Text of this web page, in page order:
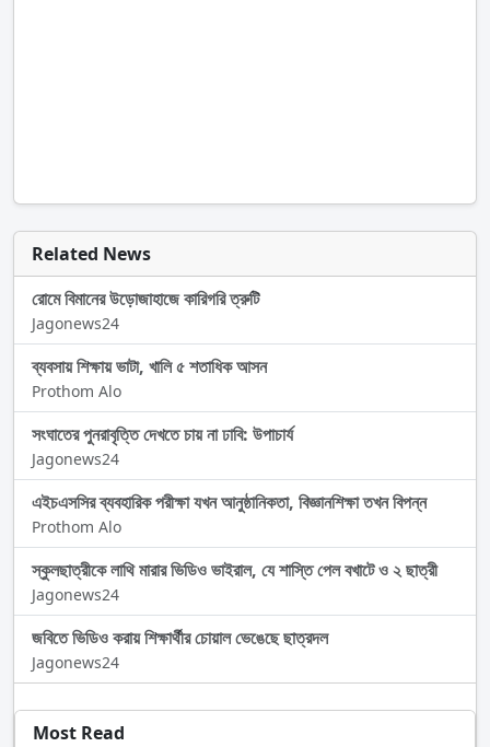
Related News
রোমে বিমানের উড়োজাহাজে কারিগরি ত্রুটি
Jagonews24
ব্যবসায় শিক্ষায় ভাটা, খালি ৫ শতাধিক আসন
Prothom Alo
সংঘাতের পুনরাবৃত্তি দেখতে চায় না ঢাবি: উপাচার্য
Jagonews24
এইচএসসির ব্যবহারিক পরীক্ষা যখন আনুষ্ঠানিকতা, বিজ্ঞানশিক্ষা তখন বিপন্ন
Prothom Alo
স্কুলছাত্রীকে লাথি মারার ভিডিও ভাইরাল, যে শাস্তি পেল বখাটে ও ২ ছাত্রী
Jagonews24
জবিতে ভিডিও করায় শিক্ষার্থীর চোয়াল ভেঙেছে ছাত্রদল
Jagonews24
Most Read